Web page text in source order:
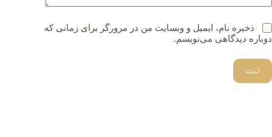
ذخیره نام، ایمیل و وبسایت من در مرورگر برای زمانی که
دوباره دیدگاهی می‌نویسم.
ثبت